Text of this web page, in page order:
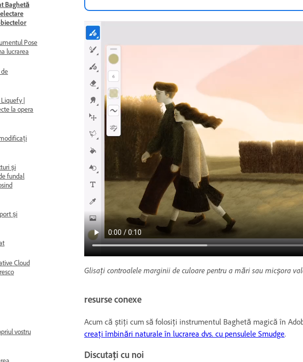
Baghetă
Pose
lucrarea
|
la opera
și
fundal
și
Cloud
vostru
Glisați controalele marginii de culoare pentru a mări sau micșora
resurse conexe
Acum că știți cum să folosiți instrumentul Baghetă magică în
creați îmbinări naturale în lucrarea dvs. cu pensulele Smudge.
Discutați cu noi